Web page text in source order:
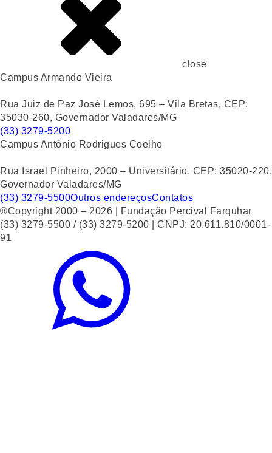
close
Campus Armando Vieira
Rua Juiz de Paz José Lemos, 695 – Vila Bretas, CEP:
35030-260, Governador Valadares/MG
(33) 3279-5200
Campus Antônio Rodrigues Coelho
Rua Israel Pinheiro, 2000 – Universitário, CEP: 35020-220,
Governador Valadares/MG
(33) 3279-5500Outros endereçosContatos
®Copyright 2000 – 2026 | Fundação Percival Farquhar
(33) 3279-5500 / (33) 3279-5200 | CNPJ: 20.611.810/0001-
91